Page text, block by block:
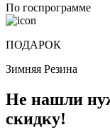
По госпрограмме
ПОДАРОК
Зимняя Резина
Не нашли
скидку!